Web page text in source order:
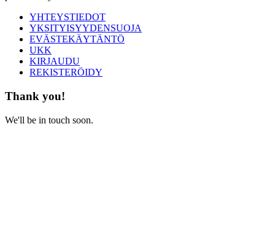
YHTEYSTIEDOT
YKSITYISYYDENSUOJA
EVÄSTEKÄYTÄNTÖ
UKK
KIRJAUDU
REKISTERÖIDY
Thank you!
We'll be in touch soon.